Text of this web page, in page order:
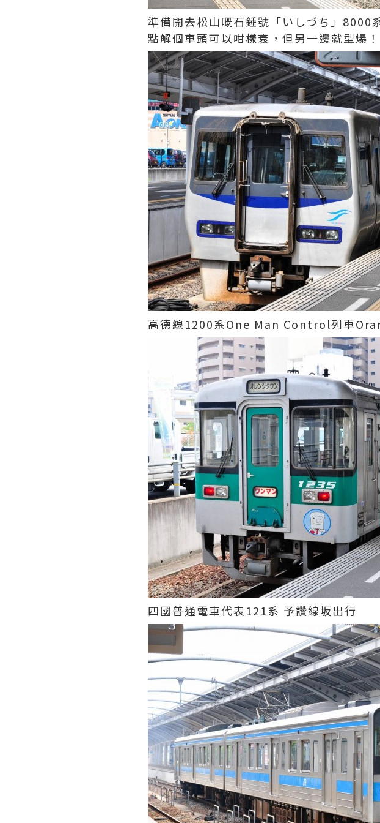
準備開去松山嘅石錘號「いしづち」8000
點解個車頭可以咁樣衰，但另一邊就型爆！
高德線1200系One Man Control列車
四國普通電車代表121系 予讚線坂出行